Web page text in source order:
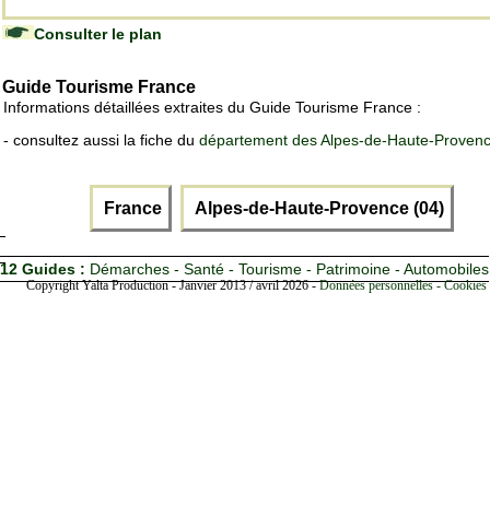
Consulter le plan
Guide Tourisme France
Informations détaillées extraites du Guide Tourisme France :
- consultez aussi la fiche du département des Alpes-de-Haute-
France Alpes-de-Haute-Provence (04)
12 Guides : Démarches - Santé - Tourisme - Patrimoine - Automobiles
Copyright Yalta Production - Janvier 2013 / avril 2026 -Données personnelles -